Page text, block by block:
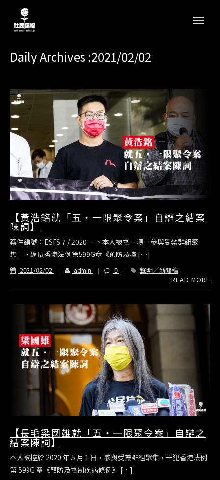
Daily Archives :2021/02/02
【黃浩銘就「五‧一限聚令案」自辯之結案
陳詞】
案件編號：ESFS 7 / 2020 一、本人被控一項「參與受禁群組聚
集」，違反香港法例第599G章《預防及控 […]
2021/02/02 admin 0
聲明／新聞稿
READ MORE
【長毛梁國雄就「五‧一限聚令案」自辯之
結案陳詞】
本人被控於 2020 年 5 月 1 日，參與受禁群組聚集，干犯香港法例
第 599G 章《預防及控制疾病條例》 […]